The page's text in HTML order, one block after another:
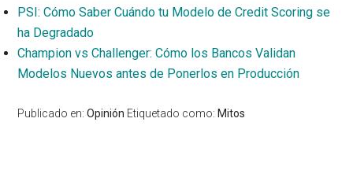
PSI: Cómo Saber Cuándo tu Modelo de Credit Scoring se
ha Degradado
Champion vs Challenger: Cómo los Bancos Validan
Modelos Nuevos antes de Ponerlos en Producción
Publicado en:Opinión Etiquetado como:Mitos